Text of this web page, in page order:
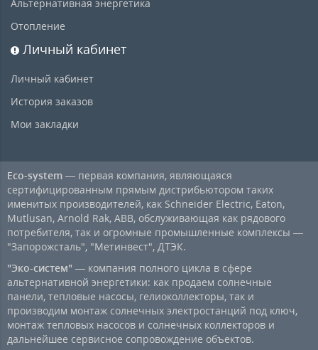
Альтернативная энергетика
Отопление
Личный кабинет
Личный кабинет
История заказов
Мои закладки
Eco-system — первая компания, являющаяся
сертифицированным прямым дистрибьютором таких
именитых производителей, как Schneider Electric, Eaton,
Mutlusan, Arnold Rak, ABB, обслуживающая как рядового
потребителя, так и огромные промышленные комплексы —
"Запорожсталь", "Метинвест", ДТЭК.
"Эко-систем" — компания полного цикла в сфере
альтернативной энергетики: как продаем солнечные
панели, тепловые насосы, гелиоколлекторы, так и
производим монтаж солнечных электростанций под ключ,
монтаж тепловых насосов и солнечных коллекторов и
дальнейшее сервисное сопровождение объектов.